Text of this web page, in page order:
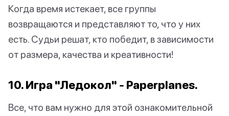
Когда время истекает, все группы
возвращаются и представляют то, что у них
есть. Судьи решат, кто победит, в зависимости
от размера, качества и креативности!
10. Игра "Ледокол" - Paperplanes.
Все, что вам нужно для этой ознакомительной